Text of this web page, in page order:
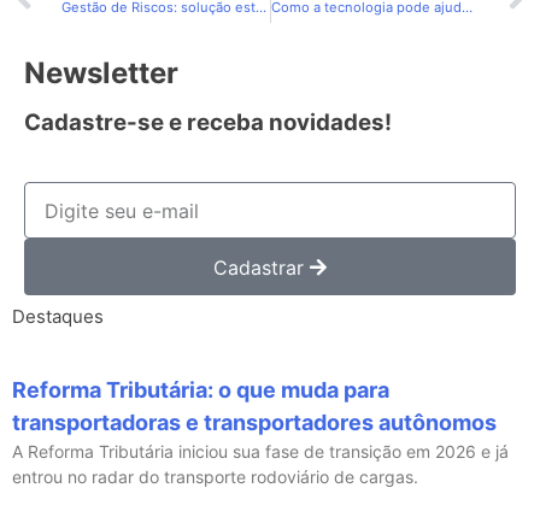
Gestão de Riscos: solução estratégica para sua empresa Como a tecnologia pode ajudar na economia de combustível?
Newsletter
Cadastre-se e receba novidades!
Cadastrar
Destaques
Reforma Tributária: o que muda para
transportadoras e transportadores autônomos
A Reforma Tributária iniciou sua fase de transição em 2026 e já
entrou no radar do transporte rodoviário de cargas.